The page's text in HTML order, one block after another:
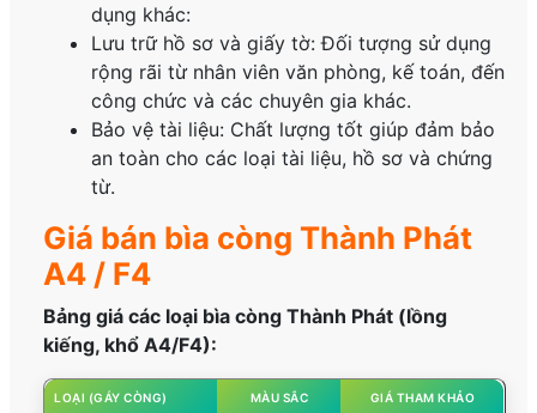
dụng khác:
Lưu trữ hồ sơ và giấy tờ: Đối tượng sử dụng
rộng rãi từ nhân viên văn phòng, kế toán, đến
công chức và các chuyên gia khác.
Bảo vệ tài liệu: Chất lượng tốt giúp đảm bảo
an toàn cho các loại tài liệu, hồ sơ và chứng
từ.
Giá bán bìa còng Thành Phát
A4 / F4
Bảng giá các loại bìa còng Thành Phát (lồng
kiếng, khổ A4/F4):
LOẠI (GÁY CÒNG) MÀU SẮC GIÁ THAM KHẢO